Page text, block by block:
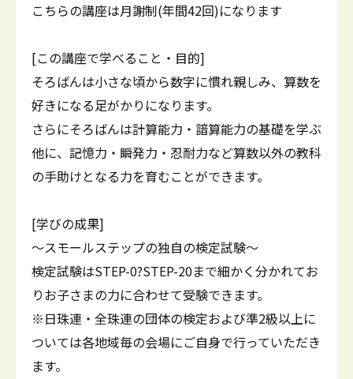
こちらの講座は月謝制(年間42回)になります
[この講座で学べること・目的]
そろばんは小さな頃から数字に慣れ親しみ、算数を
好きになる足がかりになります。
さらにそろばんは計算能力・諳算能力の基礎を学ぶ
他に、記憶力・瞬発力・忍耐力など算数以外の教科
の手助けとなる力を育むことができます。
[学びの成果]
～スモールステップの独自の検定試験～
検定試験はSTEP-0?STEP-20まで細かく分かれてお
りお子さまの力に合わせて受験できます。
※日珠連・全珠連の団体の検定および準2級以上に
ついては各地域毎の会場にご自身で行っていただき
ます。